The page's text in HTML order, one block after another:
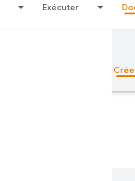
Exécuter